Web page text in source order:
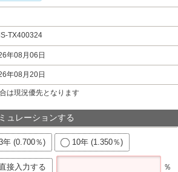
TX400324
年08月06日
年08月20日
は現況優先となります
ュレーションする
年 (0.700％) 10年 (1.350％)
接入力する ％